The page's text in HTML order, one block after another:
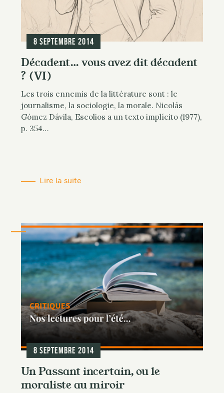
8 septembre 2014
Décadent… vous avez dit décadent
? (VI)
Les trois ennemis de la littérature sont : le
journalisme, la sociologie, la morale. Nicolás
Gómez Dávila, Escolios a un texto implícito (1977),
p. 354…
Lire la suite
8 septembre 2014
Un Passant incertain, ou le
moraliste au miroir